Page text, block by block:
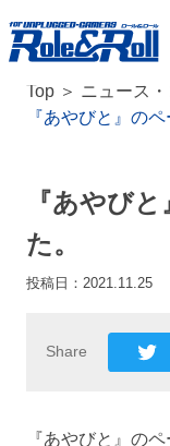
Top
ニュース
『あやびと』の
『あやび
た。
投稿日： 2021.11.25
Share
『あやびと』の